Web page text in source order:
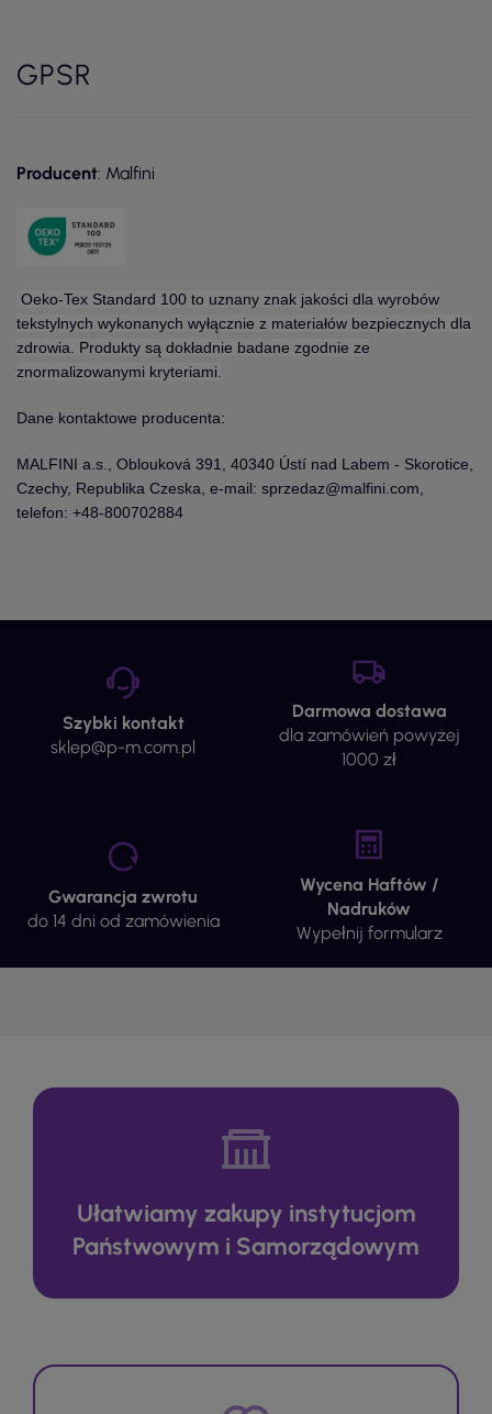
GPSR
Producent: Malfini
Oeko-Tex Standard 100 to uznany znak jakości dla wyrobów
tekstylnych wykonanych wyłącznie z materiałów bezpiecznych dla
zdrowia. Produkty są dokładnie badane zgodnie ze
znormalizowanymi kryteriami.
Dane kontaktowe producenta:
MALFINI a.s., Oblouková 391, 40340 Ústí nad Labem - Skorotice,
Czechy, Republika Czeska, e-mail: sprzedaz@malfini.com,
telefon: +48-800702884
Szybki kontakt
sklep@p-m.com.pl
Darmowa dostawa
dla zamówień powyżej
1000 zł
Gwarancja zwrotu
do 14 dni od zamówienia
Wycena Haftów /
Nadruków
Wypełnij formularz
Ułatwiamy zakupy instytucjom
Państwowym i Samorządowym